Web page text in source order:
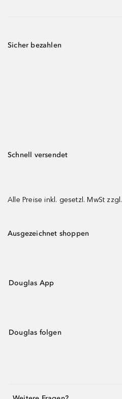
Sicher bezahlen
Schnell versendet
Alle Preise inkl. gesetzl. MwSt zzgl.
Ausgezeichnet shoppen
Douglas App
Douglas folgen